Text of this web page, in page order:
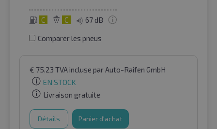
C C 67 dB
Comparer les pneus
€ 75.23 TVA incluse par Auto-Raifen GmbH
EN STOCK
Livraison gratuite
Détails Panier d'achat